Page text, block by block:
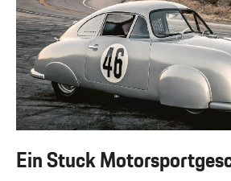
Ein Stuck